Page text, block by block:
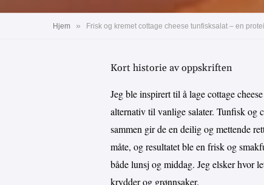
Hjem » Frisk og kremet cottage cheese tunfisksalat – en
Kort historie av oppskriften
Jeg ble inspirert til å lage cottage
alternativ til vanlige salater. Tunfisk og
sammen gir de en deilig og mettende
måte, og resultatet ble en frisk og
både lunsj og middag. Jeg elsker hvor
krydder og grønnsaker.